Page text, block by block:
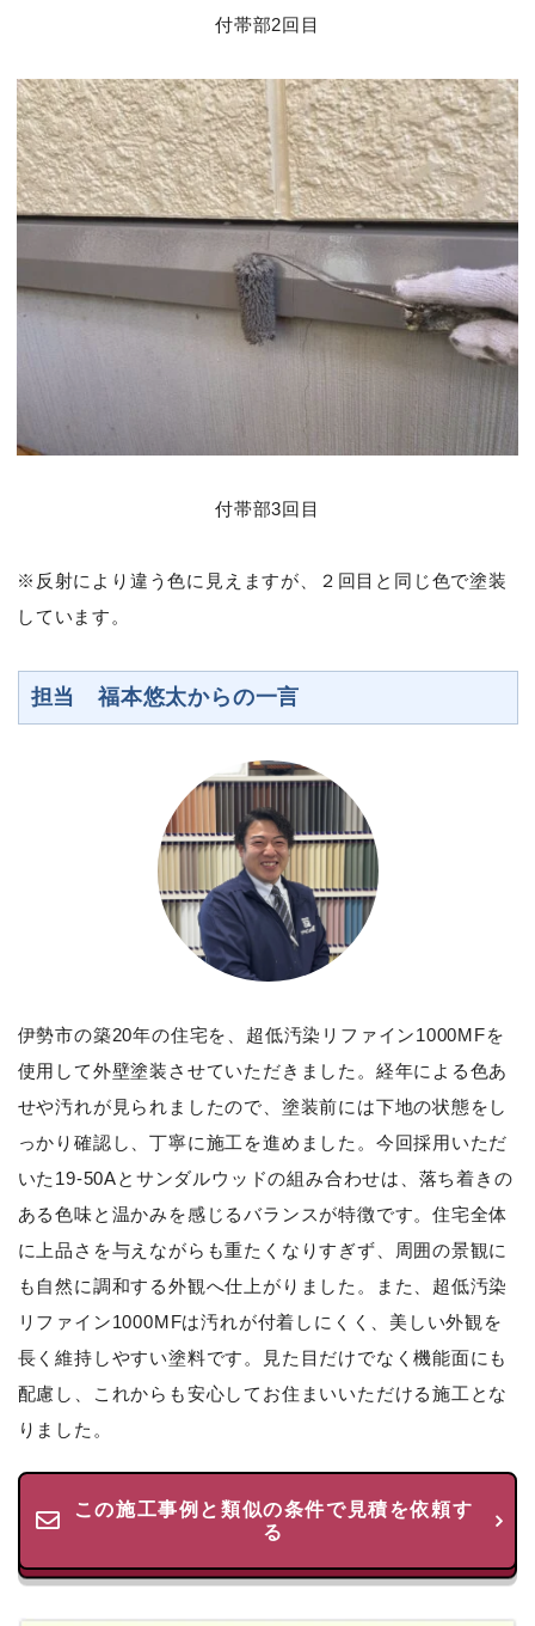
付帯部2回目
付帯部3回目
※反射により違う色に見えますが、２回目と同じ色で塗装
しています。
担当 福本悠太からの一言
伊勢市の築20年の住宅を、超低汚染リファイン1000MFを
使用して外壁塗装させていただきました。経年による色あ
せや汚れが見られましたので、塗装前には下地の状態をし
っかり確認し、丁寧に施工を進めました。今回採用いただ
いた19-50Aとサンダルウッドの組み合わせは、落ち着きの
ある色味と温かみを感じるバランスが特徴です。住宅全体
に上品さを与えながらも重たくなりすぎず、周囲の景観に
も自然に調和する外観へ仕上がりました。また、超低汚染
リファイン1000MFは汚れが付着しにくく、美しい外観を
長く維持しやすい塗料です。見た目だけでなく機能面にも
配慮し、これからも安心してお住まいいただける施工とな
りました。
この施工事例と類似の条件で見積を依頼す
る